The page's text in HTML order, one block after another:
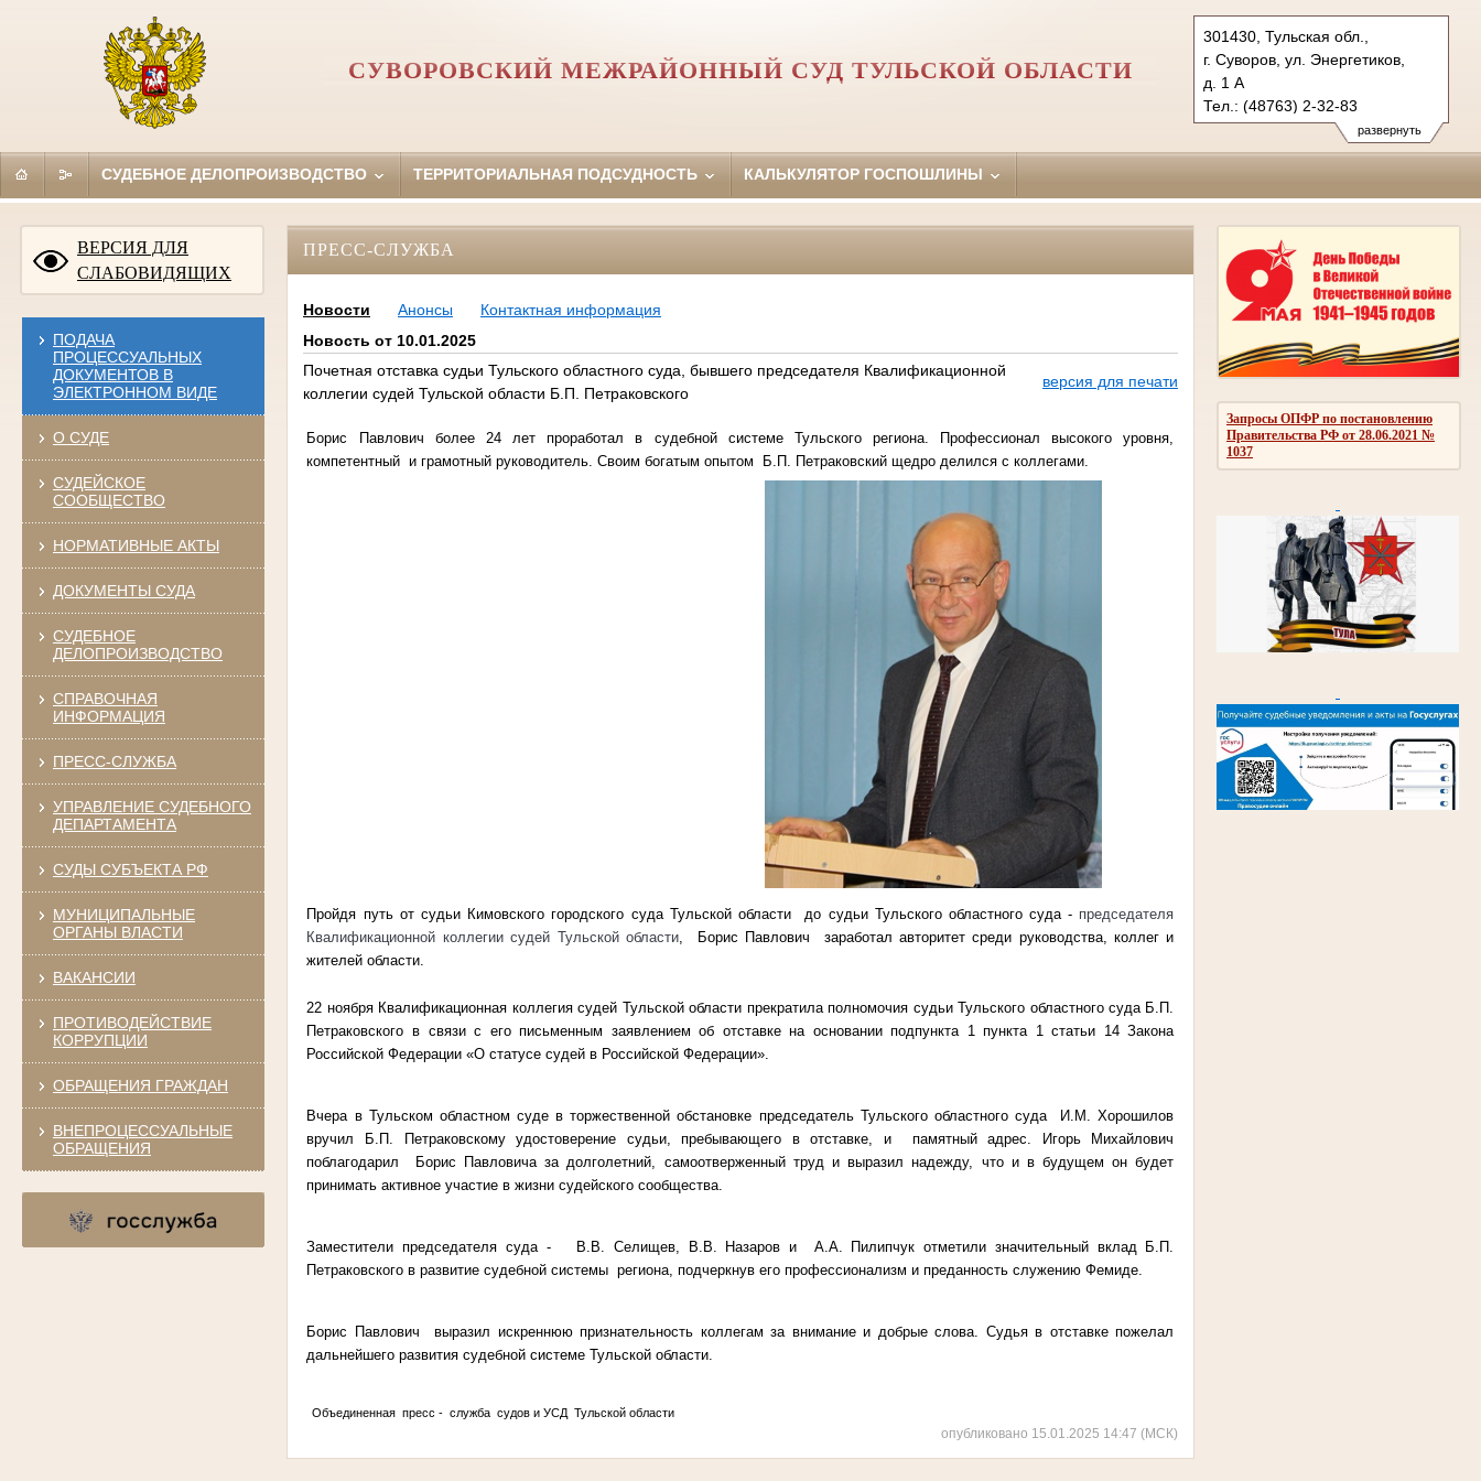
развернуть
301430, Тульская обл.,
г. Суворов, ул. Энергетиков,
д. 1 А
Тел.: (48763) 2-32-83
suvorovsky.tula@sudrf.ru
СУВОРОВСКИЙ МЕЖРАЙОННЫЙ СУД ТУЛЬСКОЙ ОБЛАСТИ
СУДЕБНОЕ ДЕЛОПРОИЗВОДСТВО ТЕРРИТОРИАЛЬНАЯ ПОДСУДНОСТЬ КАЛЬКУЛЯТОР ГОСПОШЛИНЫ
ВЕРСИЯ ДЛЯ
СЛАБОВИДЯЩИХ
ПОДАЧА
ПРОЦЕССУАЛЬНЫХ
ДОКУМЕНТОВ В
ЭЛЕКТРОННОМ ВИДЕ
О СУДЕ
СУДЕЙСКОЕ
СООБЩЕСТВО
НОРМАТИВНЫЕ АКТЫ
ДОКУМЕНТЫ СУДА
СУДЕБНОЕ
ДЕЛОПРОИЗВОДСТВО
СПРАВОЧНАЯ
ИНФОРМАЦИЯ
ПРЕСС-СЛУЖБА
УПРАВЛЕНИЕ СУДЕБНОГО
ДЕПАРТАМЕНТА
СУДЫ СУБЪЕКТА РФ
МУНИЦИПАЛЬНЫЕ
ОРГАНЫ ВЛАСТИ
ВАКАНСИИ
ПРОТИВОДЕЙСТВИЕ
КОРРУПЦИИ
ОБРАЩЕНИЯ ГРАЖДАН
ВНЕПРОЦЕССУАЛЬНЫЕ
ОБРАЩЕНИЯ
Запросы ОПФР по постановлению
Правительства РФ от 28.06.2021 №
1037
ПРЕСС-СЛУЖБА
Новости Анонсы
Контактная информация
Новость от 10.01.2025
Почетная отставка судьи Тульского областного суда, бывшего председателя Квалификационной
коллегии судей Тульской области Б.П. Петраковского
версия для печати
Борис Павлович более 24 лет проработал в судебной системе Тульского региона. Профессионал высокого уровня,
компетентный и грамотный руководитель.Своим богатым опытом Б.П. Петраковский щедро делился с коллегами.
Пройдя путь от судьи Кимовского городского суда Тульской области до судьи Тульского областного суда - председателя
Квалификационной коллегии судей Тульской области, Борис Павлович заработал авторитет среди руководства, коллег и
жителей области.
22 ноября Квалификационная коллегия судей Тульской области прекратила полномочия судьи Тульского областного суда Б.П.
Петраковского в связи с его письменным заявлением об отставке на основании подпункта 1 пункта 1 статьи 14 Закона
Российской Федерации «О статусе судей в Российской Федерации».
Вчера в Тульском областном суде в торжественной обстановке председатель Тульского областного суда И.М. Хорошилов
вручил Б.П. Петраковскому удостоверение судьи, пребывающего в отставке, и памятный адрес. Игорь Михайлович
поблагодарил Борис Павловича за долголетний, самоотверженный труд и выразил надежду, что и в будущем он будет
принимать активное участие в жизни судейского сообщества.
Заместители председателя суда - В.В. Селищев, В.В. Назаров и А.А. Пилипчук отметили значительный вклад Б.П.
Петраковского в развитие судебной системы региона, подчеркнув его профессионализм и преданность служению Фемиде.
Борис Павлович выразил искреннюю признательность коллегам за внимание и добрые слова. Судья в отставке пожелал
дальнейшего развития судебной системе Тульской области.
Объединенная пресс - служба судов и УСД Тульской области
опубликовано 15.01.2025 14:47 (МСК)